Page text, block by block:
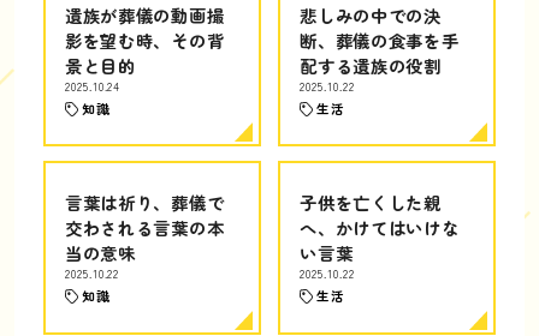
遺族が葬儀の動画撮
影を望む時、その背
景と目的
2025.10.24
知識
悲しみの中での決
断、葬儀の食事を手
配する遺族の役割
2025.10.22
生活
言葉は祈り、葬儀で
交わされる言葉の本
当の意味
2025.10.22
知識
子供を亡くした親
へ、かけてはいけな
い言葉
2025.10.22
生活